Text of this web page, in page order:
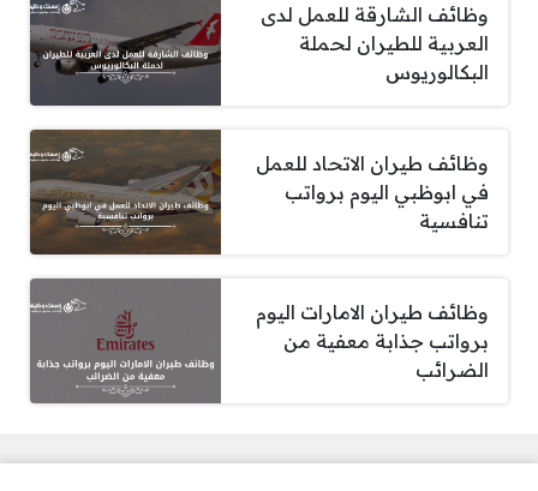
وظائف الشارقة للعمل لدى
العربية للطيران لحملة
البكالوريوس
وظائف طيران الاتحاد للعمل
في ابوظبي اليوم برواتب
تنافسية
وظائف طيران الامارات اليوم
برواتب جذابة معفية من
الضرائب